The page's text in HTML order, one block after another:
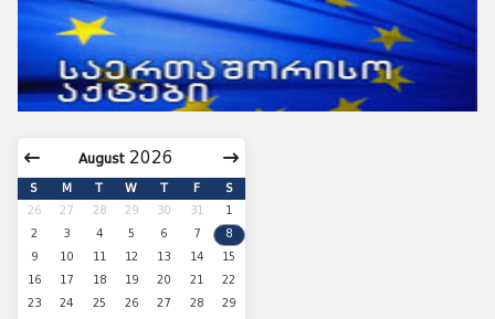
August
S M T W T F S
26 27 28 29 30 31
1
2
3 4 5 6 7
8
9
10 11 12 13 14
15
16
17 18 19 20 21
22
23
24 25 26 27 28
29